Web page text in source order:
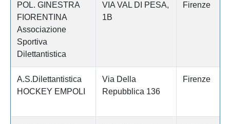
POL. GINESTRA
FIORENTINA
Associazione
Sportiva
Dilettantistica
VIA VAL DI PESA,
1B
Firenze
A.S.Dilettantistica
HOCKEY EMPOLI
Via Della
Repubblica 136
Firenze